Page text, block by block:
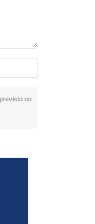
no